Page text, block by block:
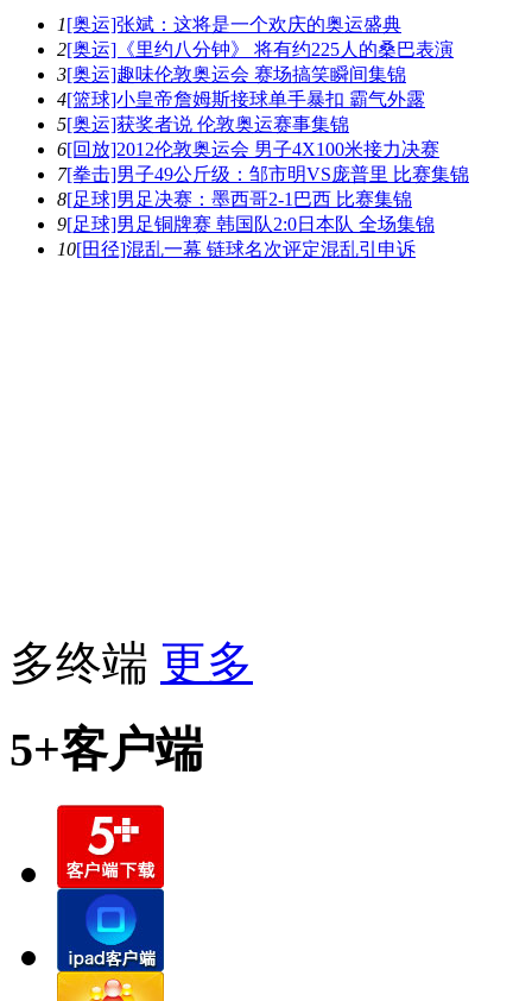
1[奥运]张斌：这将是一个欢庆的奥运盛典
2[奥运]《里约八分钟》 将有约225人的桑巴表演
3[奥运]趣味伦敦奥运会 赛场搞笑瞬间集锦
4[篮球]小皇帝詹姆斯接球单手暴扣 霸气外露
5[奥运]获奖者说 伦敦奥运赛事集锦
6[回放]2012伦敦奥运会 男子4X100米接力决赛
7[拳击]男子49公斤级：邹市明VS庞普里 比赛集锦
8[足球]男足决赛：墨西哥2-1巴西 比赛集锦
9[足球]男足铜牌赛 韩国队2:0日本队 全场集锦
10[田径]混乱一幕 链球名次评定混乱引申诉
多终端 更多
5+客户端